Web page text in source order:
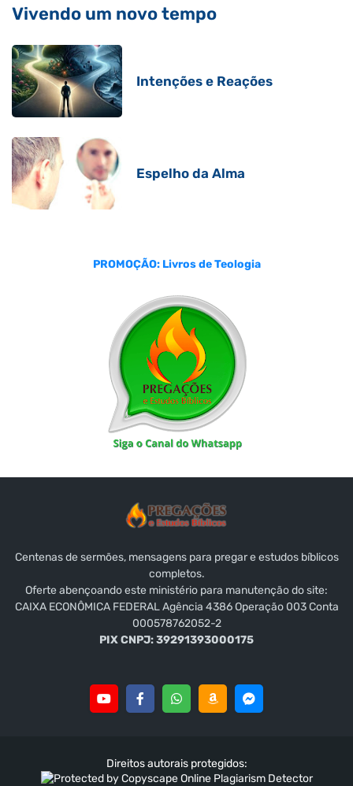
Vivendo um novo tempo
Intenções e Reações
Espelho da Alma
PROMOÇÃO: Livros de Teologia
Centenas de sermões, mensagens para pregar e estudos bíblicos
completos.
Oferte abençoando este ministério para manutenção do site:
CAIXA ECONÔMICA FEDERAL Agência 4386 Operação 003 Conta
000578762052-2
PIX CNPJ: 39291393000175
Direitos autorais protegidos: